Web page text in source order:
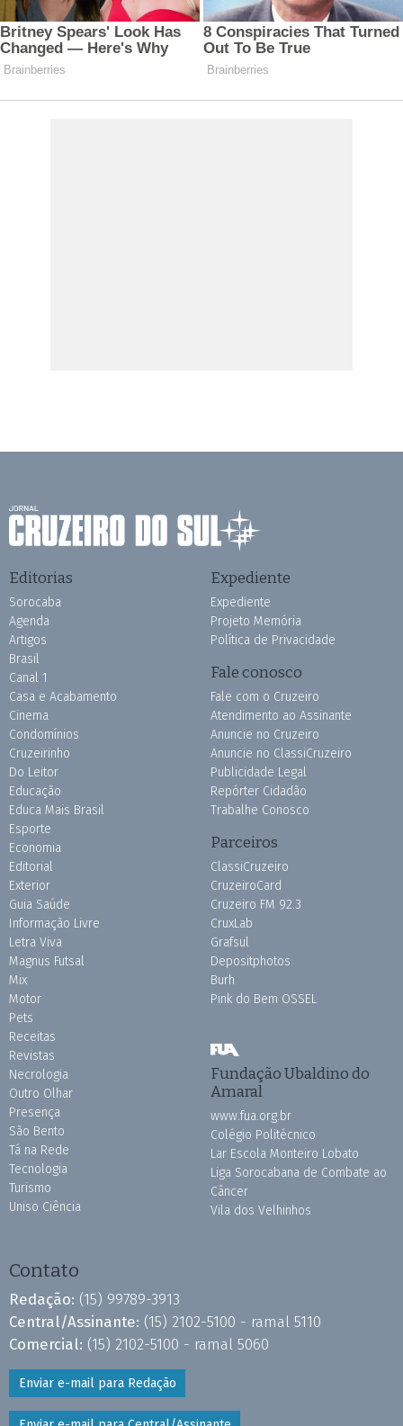
Editorias
Sorocaba
Agenda
Artigos
Brasil
Canal 1
Casa e Acabamento
Cinema
Condomínios
Cruzeirinho
Do Leitor
Educação
Educa Mais Brasil
Esporte
Economia
Editorial
Exterior
Guia Saúde
Informação Livre
Letra Viva
Magnus Futsal
Mix
Motor
Pets
Receitas
Revistas
Necrologia
Outro Olhar
Presença
São Bento
Tá na Rede
Tecnologia
Turismo
Uniso Ciência
Expediente
Expediente
Projeto Memória
Política de Privacidade
Fale conosco
Fale com o Cruzeiro
Atendimento ao Assinante
Anuncie no Cruzeiro
Anuncie no ClassiCruzeiro
Publicidade Legal
Repórter Cidadão
Trabalhe Conosco
Parceiros
ClassiCruzeiro
CruzeiroCard
Cruzeiro FM 92.3
CruxLab
Grafsul
Depositphotos
Burh
Pink do Bem OSSEL
Fundação Ubaldino do
Amaral
www.fua.org.br
Colégio Politécnico
Lar Escola Monteiro Lobato
Liga Sorocabana de Combate ao
Câncer
Vila dos Velhinhos
Contato
Redação: (15) 99789-3913
Central/Assinante: (15) 2102-5100 - ramal 5110
Comercial: (15) 2102-5100 - ramal 5060
Enviar e-mail para Redação